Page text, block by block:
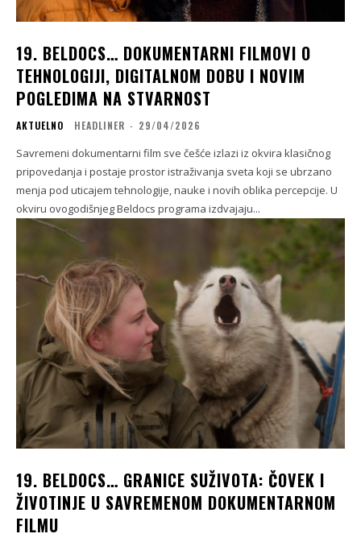
19. BELDOCS… DOKUMENTARNI FILMOVI O
TEHNOLOGIJI, DIGITALNOM DOBU I NOVIM
POGLEDIMA NA STVARNOST
AKTUELNO HEADLINER - 29/04/2026
Savremeni dokumentarni film sve češće izlazi iz okvira klasičnog
pripovedanja i postaje prostor istraživanja sveta koji se ubrzano
menja pod uticajem tehnologije, nauke i novih oblika percepcije. U
okviru ovogodišnjeg Beldocs programa izdvajaju...
19. BELDOCS… GRANICE SUŽIVOTA: ČOVEK I
ŽIVOTINJE U SAVREMENOM DOKUMENTARNOM
FILMU